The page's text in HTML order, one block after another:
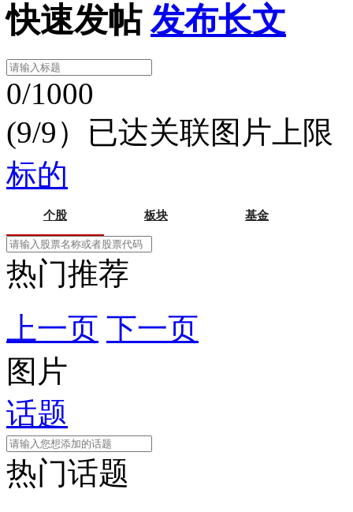
快速发帖 发布长文
0/1000
(9/9）已达关联图片上限
标的
个股 板块 基金
热门推荐
上一页 下一页
图片
话题
热门话题